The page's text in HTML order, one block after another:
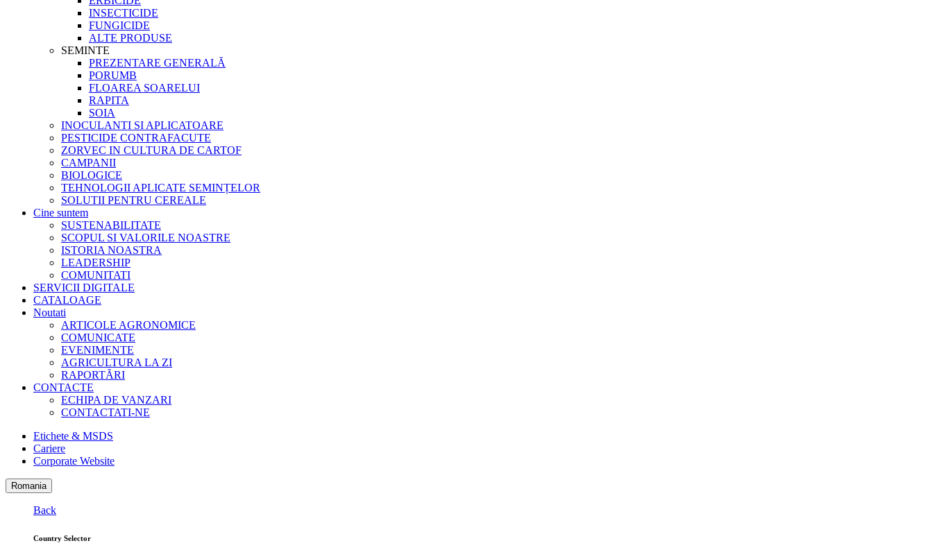
INSECTICIDE
FUNGICIDE
ALTE PRODUSE
SEMINTE
PREZENTARE GENERALĂ
PORUMB
FLOAREA SOARELUI
RAPITA
SOIA
INOCULANTI SI APLICATOARE
PESTICIDE CONTRAFACUTE
ZORVEC IN CULTURA DE CARTOF
CAMPANII
BIOLOGICE
TEHNOLOGII APLICATE SEMINȚELOR
SOLUTII PENTRU CEREALE
Cine suntem
SUSTENABILITATE
SCOPUL SI VALORILE NOASTRE
ISTORIA NOASTRA
LEADERSHIP
COMUNITATI
SERVICII DIGITALE
CATALOAGE
Noutati
ARTICOLE AGRONOMICE
COMUNICATE
EVENIMENTE
AGRICULTURA LA ZI
RAPORTĂRI
CONTACTE
ECHIPA DE VANZARI
CONTACTATI-NE
Etichete & MSDS
Cariere
Corporate Website
Romania
Back
Country Selector